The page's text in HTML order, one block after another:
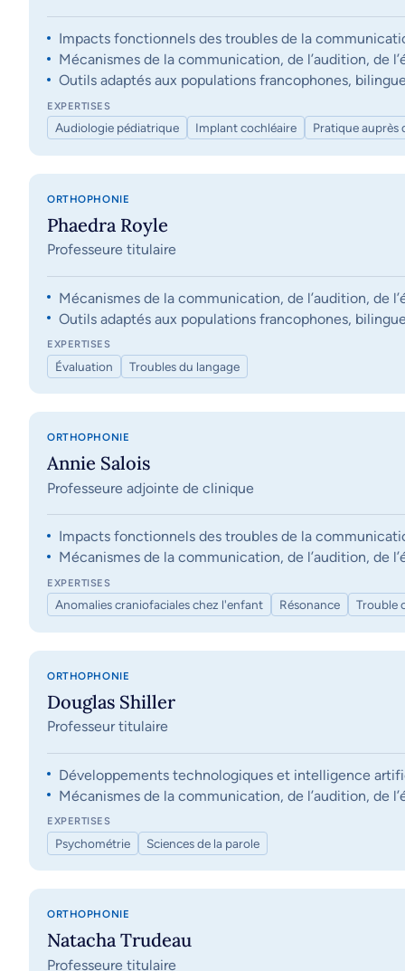
Impacts fonctionnels des troubles de la
Mécanismes de la communication, de l’audition, de
Outils adaptés aux populations francophones,
EXPERTISES
Audiologie pédiatrique Implant cochléaire Pratique auprès
ORTHOPHONIE
Phaedra Royle
Professeure titulaire
Mécanismes de la communication, de l’audition, de
Outils adaptés aux populations francophones,
EXPERTISES
Évaluation Troubles du langage
ORTHOPHONIE
Annie Salois
Professeure adjointe de clinique
Impacts fonctionnels des troubles de la
Mécanismes de la communication, de l’audition, de
EXPERTISES
Anomalies craniofaciales chez l'enfant Résonance Trouble
ORTHOPHONIE
Douglas Shiller
Professeur titulaire
Développements technologiques et intelligence
Mécanismes de la communication, de l’audition, de
EXPERTISES
Psychométrie Sciences de la parole
ORTHOPHONIE
Natacha Trudeau
Professeure titulaire